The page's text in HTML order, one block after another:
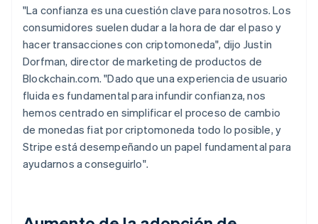
"La confianza es una cuestión clave para nosotros. Los
consumidores suelen dudar a la hora de dar el paso y
hacer transacciones con criptomoneda", dijo Justin
Dorfman, director de marketing de productos de
Blockchain.com. "Dado que una experiencia de usuario
fluida es fundamental para infundir confianza, nos
hemos centrado en simplificar el proceso de cambio
de monedas fiat por criptomoneda todo lo posible, y
Stripe está desempeñando un papel fundamental para
ayudarnos a conseguirlo".